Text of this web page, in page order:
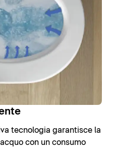
tecnologia garantisce la
con un consumo